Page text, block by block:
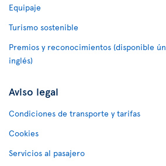
Equipaje
Turismo sostenible
Premios y reconocimientos (disponible
inglés)
Aviso legal
Condiciones de transporte y tarifas
Cookies
Servicios al pasajero